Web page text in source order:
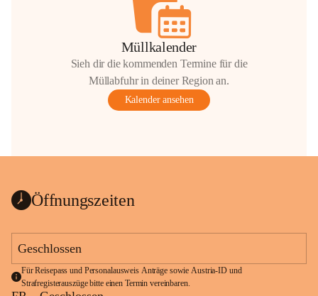
Müllkalender
Sieh dir die kommenden Termine für die
Müllabfuhr in deiner Region an.
Kalender ansehen
Öffnungszeiten
Geschlossen
Für Reisepass und Personalausweis Anträge sowie Austria-ID und
Strafregisterauszüge bitte einen Termin vereinbaren.